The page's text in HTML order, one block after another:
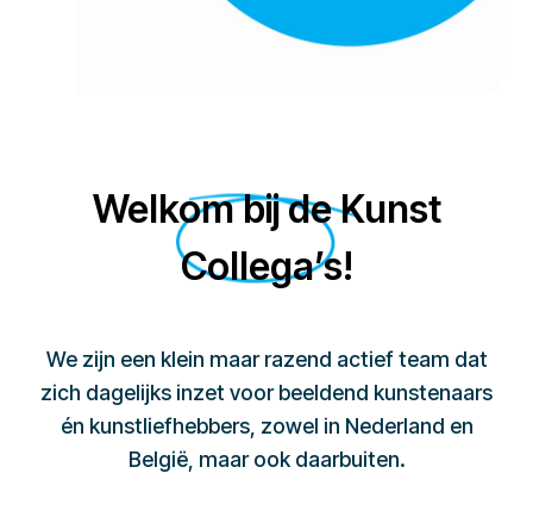
Welkom bij de Kunst
Collega’s!
We zijn een klein maar razend actief team dat
zich dagelijks inzet voor beeldend kunstenaars
én kunstliefhebbers, zowel in Nederland en
België, maar ook daarbuiten.